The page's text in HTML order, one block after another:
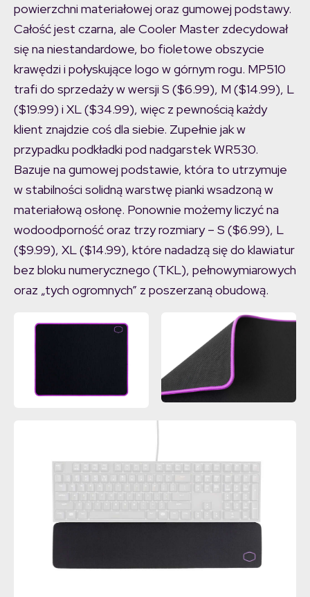
powierzchni materiałowej oraz gumowej podstawy.
Całość jest czarna, ale Cooler Master zdecydował
się na niestandardowe, bo fioletowe obszycie
krawędzi i połyskujące logo w górnym rogu. MP510
trafi do sprzedaży w wersji S ($6.99), M ($14.99), L
($19.99) i XL ($34.99), więc z pewnością każdy
klient znajdzie coś dla siebie. Zupełnie jak w
przypadku podkładki pod nadgarstek WR530.
Bazuje na gumowej podstawie, która to utrzymuje
w stabilności solidną warstwę pianki wsadzoną w
materiałową osłonę. Ponownie możemy liczyć na
wodoodporność oraz trzy rozmiary – S ($6.99), L
($9.99), XL ($14.99), które nadadzą się do klawiatur
bez bloku numerycznego (TKL), pełnowymiarowych
oraz „tych ogromnych” z poszerzaną obudową.